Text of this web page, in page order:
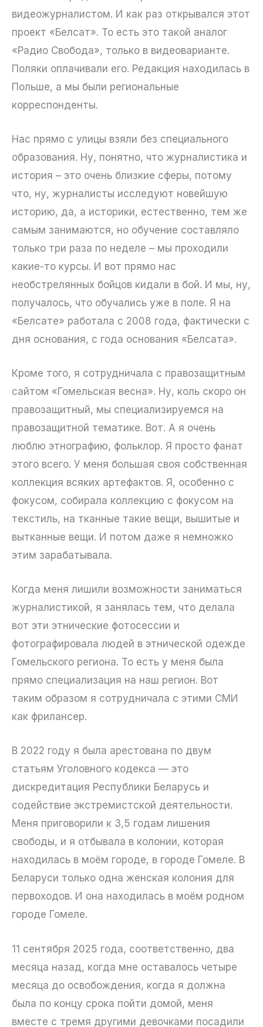
видеожурналистом. И как раз открывался этот
проект «Белсат». То есть это такой аналог
«Радио Свобода», только в видеоварианте.
Поляки оплачивали его. Редакция находилась в
Польше, а мы были региональные
корреспонденты.
Нас прямо с улицы взяли без специального
образования. Ну, понятно, что журналистика и
история – это очень близкие сферы, потому
что, ну, журналисты исследуют новейшую
историю, да, а историки, естественно, тем же
самым занимаются, но обучение составляло
только три раза по неделе – мы проходили
какие-то курсы. И вот прямо нас
необстрелянных бойцов кидали в бой. И мы, ну,
получалось, что обучались уже в поле. Я на
«Белсате» работала с 2008 года, фактически с
дня основания, с года основания «Белсата».
Кроме того, я сотрудничала с правозащитным
сайтом «Гомельская весна». Ну, коль скоро он
правозащитный, мы специализируемся на
правозащитной тематике. Вот. А я очень
люблю этнографию, фольклор. Я просто фанат
этого всего. У меня большая своя собственная
коллекция всяких артефактов. Я, особенно с
фокусом, собирала коллекцию с фокусом на
текстиль, на тканные такие вещи, вышитые и
вытканные вещи. И потом даже я немножко
этим зарабатывала.
Когда меня лишили возможности заниматься
журналистикой, я занялась тем, что делала
вот эти этнические фотосессии и
фотографировала людей в этнической одежде
Гомельского региона. То есть у меня была
прямо специализация на наш регион. Вот
таким образом я сотрудничала с этими СМИ
как фрилансер.
В 2022 году я была арестована по двум
статьям Уголовного кодекса — это
дискредитация Республики Беларусь и
содействие экстремистской деятельности.
Меня приговорили к 3,5 годам лишения
свободы, и я отбывала в колонии, которая
находилась в моём городе, в городе Гомеле. В
Беларуси только одна женская колония для
первоходов. И она находилась в моём родном
городе Гомеле.
11 сентября 2025 года, соответственно, два
месяца назад, когда мне оставалось четыре
месяца до освобождения, когда я должна
была по концу срока пойти домой, меня
вместе с тремя другими девочками посадили